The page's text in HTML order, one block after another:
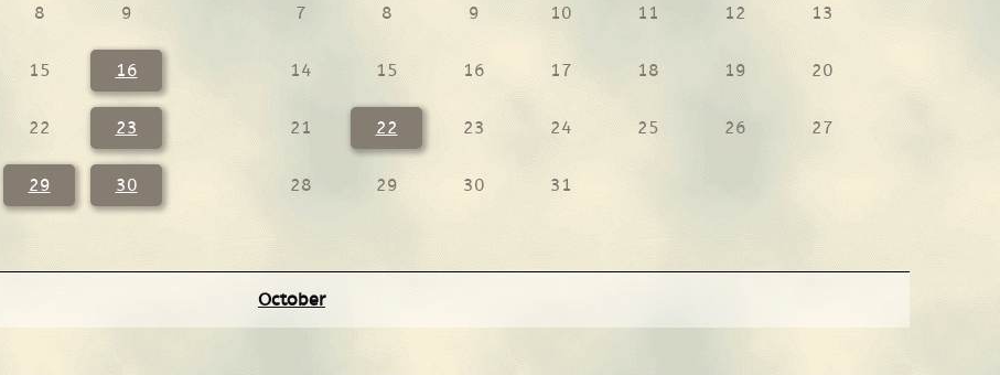
8 9
15 16
22 23
29 30
7 8 9 10 11 12 13
14 15 16 17 18 19 20
21 22 23 24 25 26 27
28 29 30 31
October